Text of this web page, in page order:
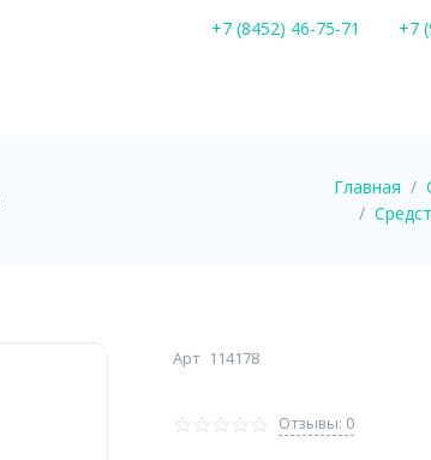
+7 (8452) 46-75-71 +7
Главная
Арт 114178
Отзывы: 0